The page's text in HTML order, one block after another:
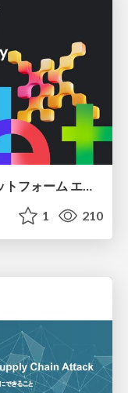
AIエージェントを前提としたプラットフォーム エンジニアリング：GKEで作るAgent-Ready Golden Path
1 210